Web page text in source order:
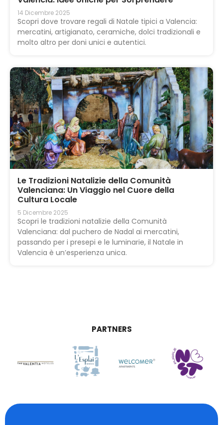
14 Dicembre 2025
Scopri dove trovare regali di Natale tipici a Valencia:
mercatini, artigianato, ceramiche, dolci tradizionali e
molto altro per doni unici e autentici.
Le Tradizioni Natalizie della Comunità
Valenciana: Un Viaggio nel Cuore della
Cultura Locale
5 Dicembre 2025
Scopri le tradizioni natalizie della Comunità
Valenciana: dal puchero de Nadal ai mercatini,
passando per i presepi e le luminarie, il Natale in
Valencia è un’esperienza unica.
PARTNERS